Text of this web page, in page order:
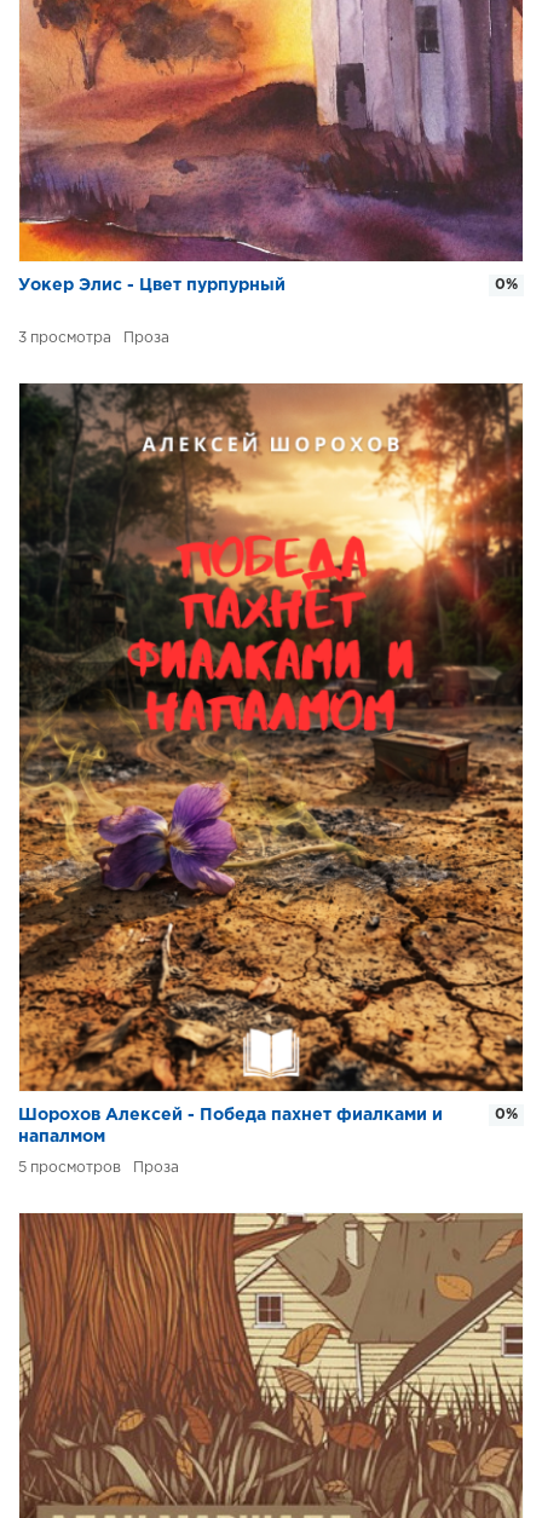
Уокер Элис - Цвет пурпурный
3 Проза
0%
Шорохов Алексей - Победа пахнет фиалками и
напалмом
5 Проза
0%